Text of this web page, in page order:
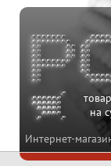
Интернет-
на